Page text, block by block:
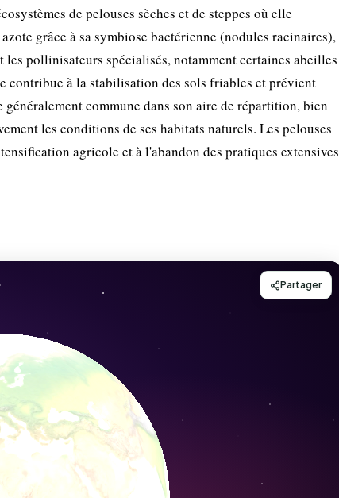
de pelouses sèches et de steppes où elle
grâce à sa symbiose bactérienne (nodules racinaires),
pollinisateurs spécialisés, notamment certaines abeilles
contribue à la stabilisation des sols friables et prévient
commune dans son aire de répartition, bien
les conditions de ses habitats naturels. Les pelouses
agricole et à l'abandon des pratiques extensives